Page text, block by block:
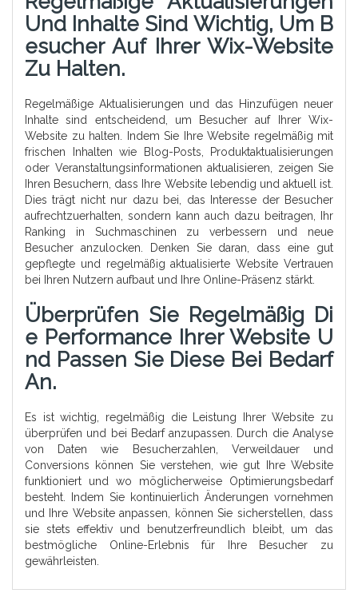
Und Inhalte Sind Wichtig, Um B
Esucher Auf Ihrer Wix-Website
Zu Halten.
Regelmäßige Aktualisierungen und das Hinzufügen neuer
Inhalte sind entscheidend, um Besucher auf Ihrer Wix-
Website zu halten. Indem Sie Ihre Website regelmäßig mit
frischen Inhalten wie Blog-Posts, Produktaktualisierungen
oder Veranstaltungsinformationen aktualisieren, zeigen Sie
Ihren Besuchern, dass Ihre Website lebendig und aktuell ist.
Dies trägt nicht nur dazu bei, das Interesse der Besucher
aufrechtzuerhalten, sondern kann auch dazu beitragen, Ihr
Ranking in Suchmaschinen zu verbessern und neue
Besucher anzulocken. Denken Sie daran, dass eine gut
gepflegte und regelmäßig aktualisierte Website Vertrauen
bei Ihren Nutzern aufbaut und Ihre Online-Präsenz stärkt.
Überprüfen Sie Regelmäßig Di
E Performance Ihrer Website U
Nd Passen Sie Diese Bei Bedarf
An.
Es ist wichtig, regelmäßig die Leistung Ihrer Website zu
überprüfen und bei Bedarf anzupassen. Durch die Analyse
von Daten wie Besucherzahlen, Verweildauer und
Conversions können Sie verstehen, wie gut Ihre Website
funktioniert und wo möglicherweise Optimierungsbedarf
besteht. Indem Sie kontinuierlich Änderungen vornehmen
und Ihre Website anpassen, können Sie sicherstellen, dass
sie stets effektiv und benutzerfreundlich bleibt, um das
bestmögliche Online-Erlebnis für Ihre Besucher zu
gewährleisten.